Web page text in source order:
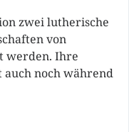
zwei lutherische
von
werden. Ihre
auch noch während